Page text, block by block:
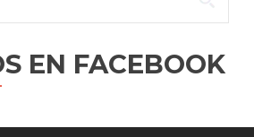
EN FACEBOOK